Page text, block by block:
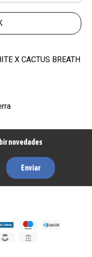
X CACTUS BREATH
novedades
Enviar